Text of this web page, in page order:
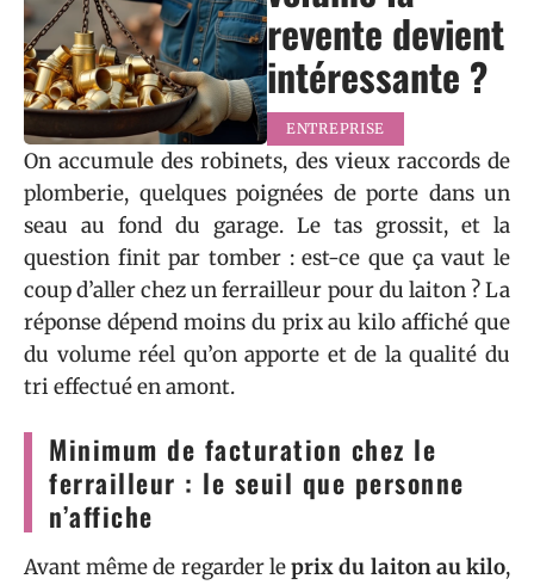
revente devient
intéressante ?
ENTREPRISE
On accumule des robinets, des vieux raccords de
plomberie, quelques poignées de porte dans un
seau au fond du garage. Le tas grossit, et la
question finit par tomber : est-ce que ça vaut le
coup d’aller chez un ferrailleur pour du laiton ? La
réponse dépend moins du prix au kilo affiché que
du volume réel qu’on apporte et de la qualité du
tri effectué en amont.
Minimum de facturation chez le
ferrailleur : le seuil que personne
n’affiche
Avant même de regarder leprix du laiton au kilo,